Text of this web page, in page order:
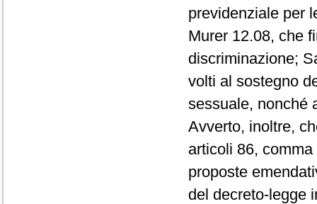
previdenziale per
Murer 12.08, che
discriminazione;
volti al sostegno
sessuale, nonché
Avverto, inoltre,
articoli 86, comma
proposte
del decreto-legge